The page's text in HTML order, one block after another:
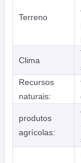
Terreno
Clima
Recursos
naturais:
produtos
agrícolas: